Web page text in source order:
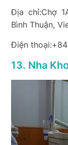
Địa chỉ:Chợ
Bình Thuận,
Điện
13. Nha